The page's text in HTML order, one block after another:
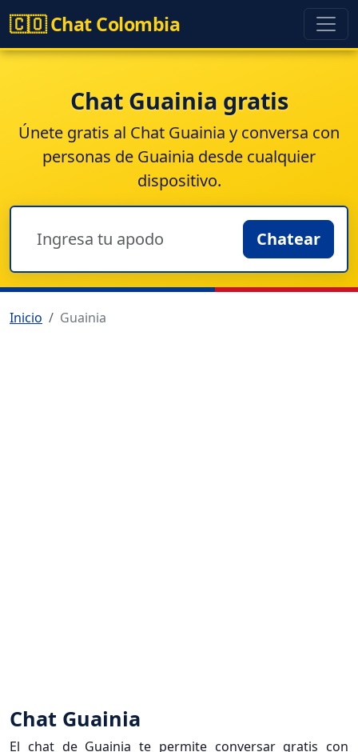
🇨🇴 Chat Colombia
Chat Guainia gratis
Únete gratis al Chat Guainia y conversa con
personas de Guainia desde cualquier
dispositivo.
Chatear
Inicio Guainia
Chat Guainia
El chat de Guainia te permite conversar gratis con